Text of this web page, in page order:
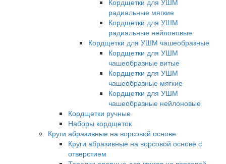
Кордщетки для УШМ
радиальные мягкие
Кордщетки для УШМ
радиальные нейлоновые
Кордщетки для УШМ чашеобразные
Кордщетки для УШМ
чашеобразные витые
Кордщетки для УШМ
чашеобразные мягкие
Кордщетки для УШМ
чашеобразные нейлоновые
Кордщетки ручные
Наборы кордщеток
Круги абразивные на ворсовой основе
Круги абразивные на ворсовой основе с
отверстием